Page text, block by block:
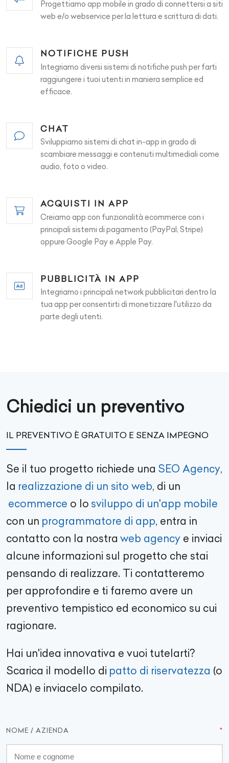
Progettiamo app mobile in grado di connettersi a siti
web e/o webservice per la lettura e scrittura di dati.
NOTIFICHE PUSH
Integriamo diversi sistemi di notifiche push per farti
raggiungere i tuoi utenti in maniera semplice ed
efficace.
CHAT
Sviluppiamo sistemi di chat in-app in grado di
scambiare messaggi e contenuti multimediali come
audio, foto o video.
ACQUISTI IN APP
Creiamo app con funzionalità ecommerce con i
principali sistemi di pagamento (PayPal, Stripe)
oppure Google Pay e Apple Pay.
PUBBLICITÀ IN APP
Integriamo i principali network pubblicitari dentro la
tua app per consentirti di monetizzare l'utilizzo da
parte degli utenti.
Chiedici un preventivo
IL PREVENTIVO È GRATUITO E SENZA IMPEGNO
Se il tuo progetto richiede una SEO Agency,
la realizzazione di un sito web, di un
ecommerce o lo sviluppo di un'app mobile
con un programmatore di app, entra in
contatto con la nostra web agency e inviaci
alcune informazioni sul progetto che stai
pensando di realizzare. Ti contatteremo
per approfondire e ti faremo avere un
preventivo tempistico ed economico su cui
ragionare.
Hai un'idea innovativa e vuoi tutelarti?
Scarica il modello di patto di riservatezza (o
NDA) e inviacelo compilato.
NOME / AZIENDA